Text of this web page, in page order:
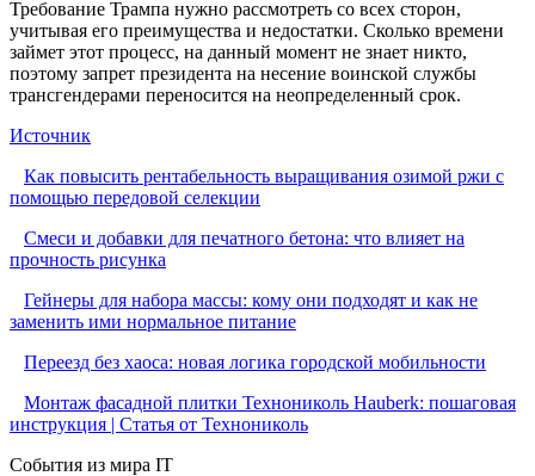
Требование Трампа нужно рассмотреть со всех сторон,
учитывая его преимущества и недостатки. Сколько времени
займет этот процесс, на данный момент не знает никто,
поэтому запрет президента на несение воинской службы
трансгендерами переносится на неопределенный срок.
Источник
Как повысить рентабельность выращивания озимой ржи с
помощью передовой селекции
Смеси и добавки для печатного бетона: что влияет на
прочность рисунка
Гейнеры для набора массы: кому они подходят и как не
заменить ими нормальное питание
Переезд без хаоса: новая логика городской мобильности
Монтаж фасадной плитки Технониколь Hauberk: пошаговая
инструкция | Статья от Технониколь
События из мира IT